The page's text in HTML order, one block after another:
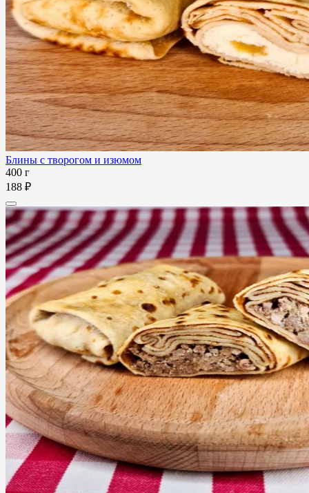
Блины с творогом и изюмом
400 г
188 ₽